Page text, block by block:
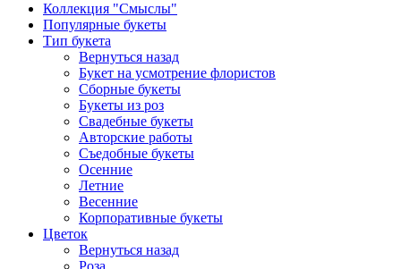
Коллекция "Смыслы"
Популярные букеты
Тип букета
Вернуться назад
Букет на усмотрение флористов
Сборные букеты
Букеты из роз
Свадебные букеты
Авторские работы
Съедобные букеты
Осенние
Летние
Весенние
Корпоративные букеты
Цветок
Вернуться назад
Роза